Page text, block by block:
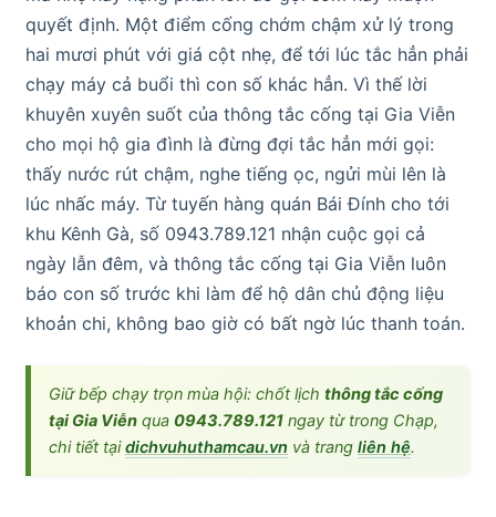
quyết định. Một điểm cống chớm chậm xử lý trong
hai mươi phút với giá cột nhẹ, để tới lúc tắc hẳn phải
chạy máy cả buổi thì con số khác hẳn. Vì thế lời
khuyên xuyên suốt của thông tắc cống tại Gia Viễn
cho mọi hộ gia đình là đừng đợi tắc hẳn mới gọi:
thấy nước rút chậm, nghe tiếng ọc, ngửi mùi lên là
lúc nhấc máy. Từ tuyến hàng quán Bái Đính cho tới
khu Kênh Gà, số 0943.789.121 nhận cuộc gọi cả
ngày lẫn đêm, và thông tắc cống tại Gia Viễn luôn
báo con số trước khi làm để hộ dân chủ động liệu
khoản chi, không bao giờ có bất ngờ lúc thanh toán.
Giữ bếp chạy trọn mùa hội: chốt lịch thông tắc cống
tại Gia Viễn qua 0943.789.121 ngay từ trong Chạp,
chi tiết tạidichvuhuthamcau.vn và trang liên hệ.